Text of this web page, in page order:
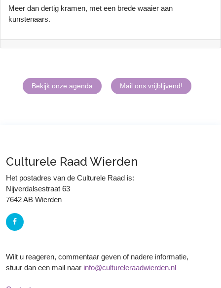
Meer dan dertig kramen, met een brede waaier aan
kunstenaars.
Bekijk onze agenda Mail ons vrijblijvend!
Culturele Raad Wierden
Het postadres van de Culturele Raad is:
Nijverdalsestraat 63
7642 AB Wierden
Wilt u reageren, commentaar geven of nadere informatie,
stuur dan een mail naar info@cultureleraadwierden.nl